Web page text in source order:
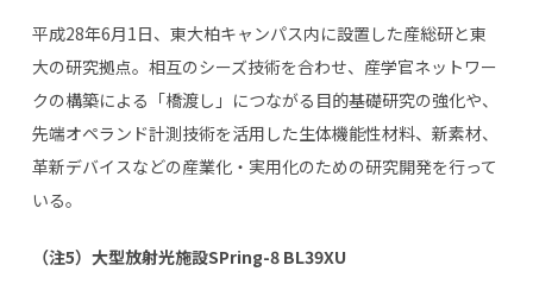
平成28年6月1日、東大柏キャンパス内に設置した産総研と東
大の研究拠点。相互のシーズ技術を合わせ、産学官ネットワー
クの構築による「橋渡し」につながる目的基礎研究の強化や、
先端オペランド計測技術を活用した生体機能性材料、新素材、
革新デバイスなどの産業化・実用化のための研究開発を行って
いる。
（注5）大型放射光施設SPring-8 BL39XU